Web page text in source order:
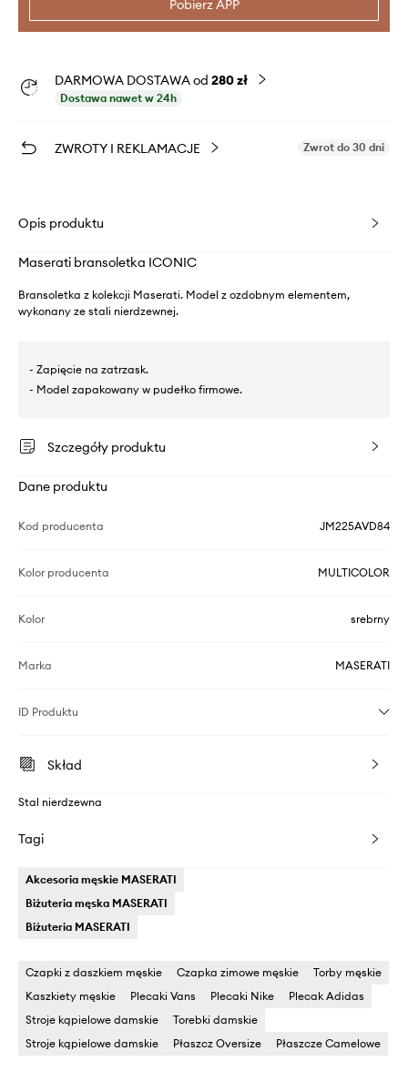
Pobierz APP
DARMOWA DOSTAWA od 280 zł
Dostawa nawet w 24h
ZWROTY I REKLAMACJE Zwrot do 30 dni
Opis produktu
Maserati bransoletka ICONIC
Bransoletka z kolekcji Maserati. Model z ozdobnym elementem,
wykonany ze stali nierdzewnej.
- Zapięcie na zatrzask.
- Model zapakowany w pudełko firmowe.
Szczegóły produktu
Dane produktu
Kod producenta JM225AVD84
Kolor producenta MULTICOLOR
Kolor srebrny
Marka MASERATI
ID Produktu
Skład
Stal nierdzewna
Tagi
Akcesoria męskie MASERATI
Biżuteria męska MASERATI
Biżuteria MASERATI
Czapki z daszkiem męskie Czapka zimowe męskie
Torby męskie
Kaszkiety męskie
Plecaki Vans Plecaki Nike
Plecak Adidas
Stroje kąpielowe damskie
Torebki damskie
Stroje kąpielowe damskie
Płaszcz Oversize Płaszcze Camelowe